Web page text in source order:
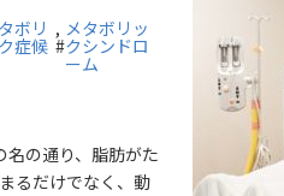
ボリ
症候
,
#
メタボリッ
クシンドロ
ーム
名の通り、脂肪がた
るだけでなく、動